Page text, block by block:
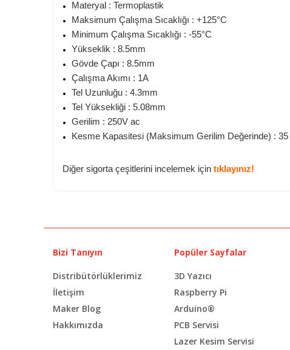
Materyal : Termoplastik
Maksimum Çalışma Sıcaklığı : +125°C
Minimum Çalışma Sıcaklığı : -55°C
Yükseklik : 8.5mm
Gövde Çapı : 8.5mm
Çalışma Akımı : 1A
Tel Uzunluğu : 4.3mm
Tel Yüksekliği : 5.08mm
Gerilim : 250V ac
Kesme Kapasitesi (Maksimum Gerilim Değerinde) :
Diğer sigorta çeşitlerini incelemek için tıklayınız!
Bizi Tanıyın
Distribütörlüklerimiz
İletişim
Maker Blog
Hakkımızda
Popüler Sayfalar
3D Yazıcı
Raspberry Pi
Arduino®
PCB Servisi
Lazer Kesim Servisi